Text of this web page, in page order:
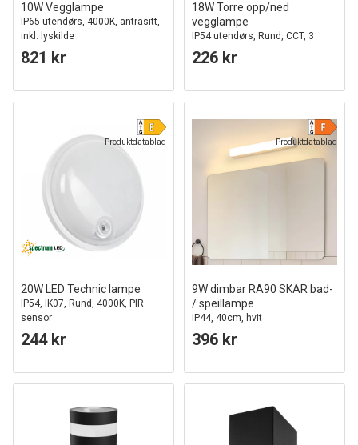
10W Vegglampe
IP65 utendørs, 4000K, antrasitt,
inkl. lyskilde
821 kr
18W Torre opp/ned
vegglampe
IP54 utendørs, Rund, CCT, 3
lysfarger, sort, inkl. lyskilde
226 kr
Produktdatablad
20W LED Technic lampe
IP54, IK07, Rund, 4000K, PIR
sensor
244 kr
Produktdatablad
9W dimbar RA90 SKÄR bad-
/ speillampe
IP44, 40cm, hvit
396 kr